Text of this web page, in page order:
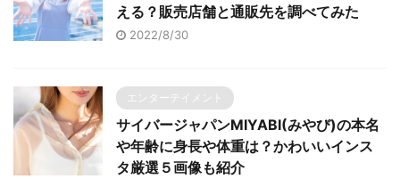
える？販売店舗と通販先を調べてみた
2022/8/30
エンターテイメント
サイバージャパンMIYABI(みやび)の本名
や年齢に身長や体重は？かわいいインス
タ厳選５画像も紹介